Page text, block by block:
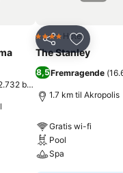
bedømmelser
Del Føj til
4 StjernerHotel
The Stanley
8,5Fremragende (
1.7 km til Akropolis
Gratis wi-fi
Pool
Spa